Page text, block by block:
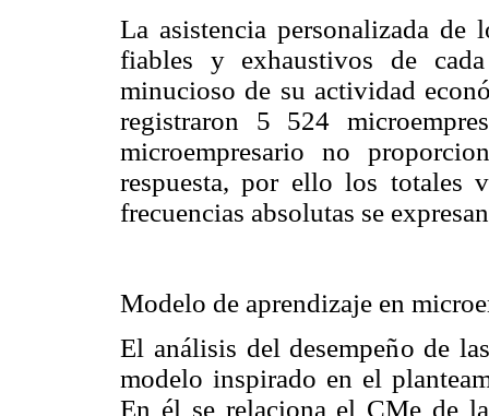
La asistencia personalizada
fiables y exhaustivos de
minucioso de su actividad
registraron 5 524
microempresario no
respuesta, por ello los totales
frecuencias absolutas se
Modelo de aprendizaje en
El análisis del desempeño de
modelo inspirado en el
En él se relaciona el CMe de